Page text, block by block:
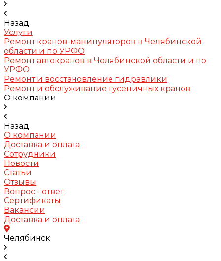
Назад
Услуги
Ремонт кранов-манипуляторов в Челябинской
области и по УРФО
Ремонт автокранов в Челябинской области и по
УРФО
Ремонт и восстановление гидравлики
Ремонт и обслуживание гусеничных кранов
О компании
Назад
О компании
Доставка и оплата
Сотрудники
Новости
Статьи
Отзывы
Вопрос - ответ
Сертификаты
Вакансии
Доставка и оплата
Челябинск